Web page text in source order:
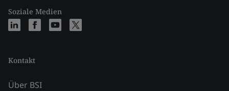
Soziale Medien
Kontakt
Über BSI